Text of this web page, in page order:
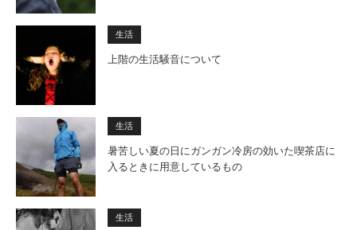
生活
上階の生活騒音について
生活
暑苦しい夏の日にガンガン冷房の効いた喫茶店に
入るときに用意しているもの
生活